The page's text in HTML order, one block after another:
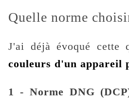
Quelle norme
J'ai déjà évoqué cette
couleurs d'un appareil
1 - Norme DNG